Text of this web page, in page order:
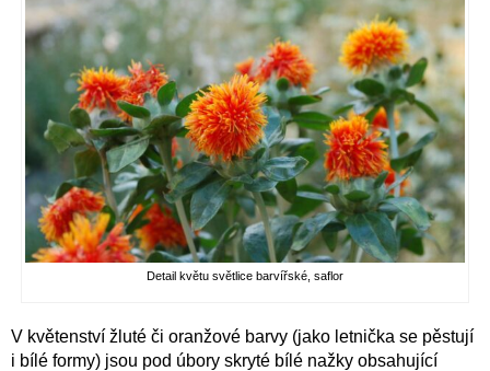
Detail květu světlice barvířské, saflor
V květenství žluté či oranžové barvy (jako letnička se pěstují
i bílé formy) jsou pod úbory skryté bílé nažky obsahující